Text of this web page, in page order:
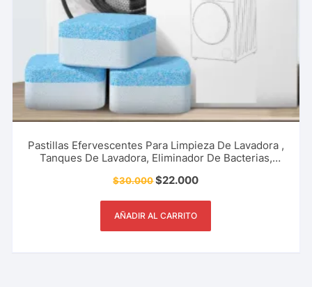
Pastillas Efervescentes Para Limpieza De Lavadora ,
Tanques De Lavadora, Eliminador De Bacterias,
$30.000$22.000
AÑADIR AL CARRITO